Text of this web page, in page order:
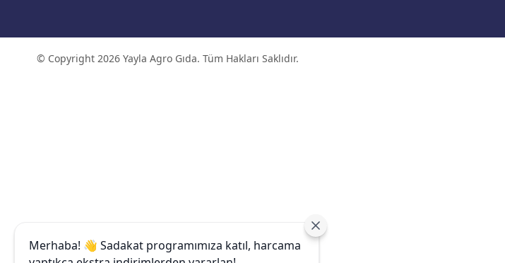
© Copyright 2026 Yayla Agro Gıda. Tüm Hakları Saklıdır.
Merhaba! 👋 Sadakat programımıza katıl, harcama